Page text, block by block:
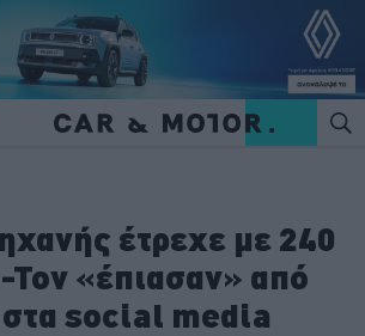
έτρεχε με 240
«έπιασαν» από
στα social media